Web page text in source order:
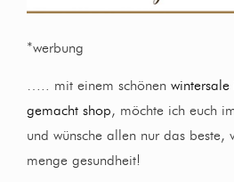
*werbung
….. mit einem schönen wintersale
gemacht shop, möchte ich euch
und wünsche allen nur das beste,
menge gesundheit!